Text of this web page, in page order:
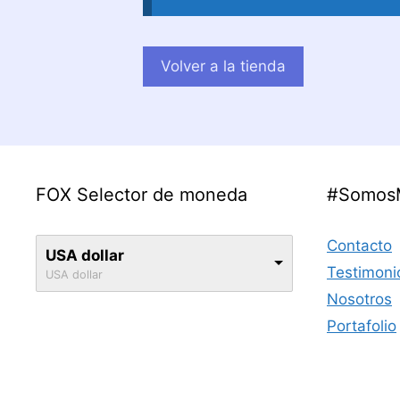
Volver a la tienda
FOX Selector de moneda
USA dollar
USA dollar
Contacto
Nosotros
Portafolio